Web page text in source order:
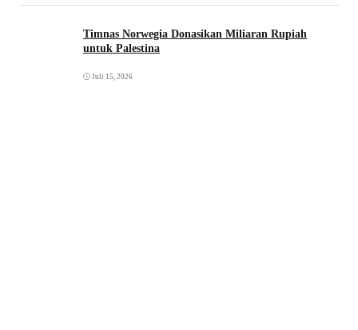
Timnas Norwegia Donasikan Miliaran Rupiah
untuk Palestina
Juli 15, 2026